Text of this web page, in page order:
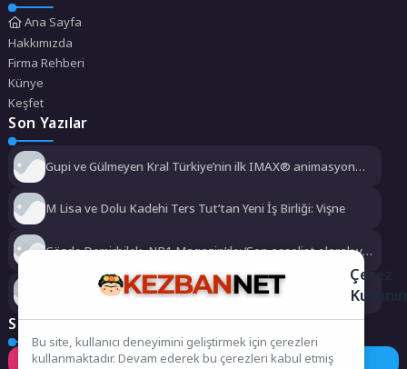
Ana Sayfa
Hakkımızda
Firma Rehberi
Künye
Keşfet
Son Yazılar
Gupi ve Gülmeyen Kral Türkiye’nin ilk IMAX® animasyon
M Lisa ve Dolu Kadehi Ters Tut’tan Yeni İş Birliği: Vişne
Gözde Demirbilek, NR1 Magazin’de: ‘Son assolist olarak var
Kayseri’de izdiham değil, rekor vardı!
Sosyal Medya
Instagram Facebook Twitter
Çerez
Bu site, kullanıcı deneyimini geliştirmek için çerezleri
kullanmaktadır. Devam ederek bu çerezleri kabul etmiş